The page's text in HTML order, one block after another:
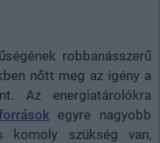
robbanásszerű
nőtt meg az igény a
Az energiatárolókra
egyre nagyobb
komoly szükség van,